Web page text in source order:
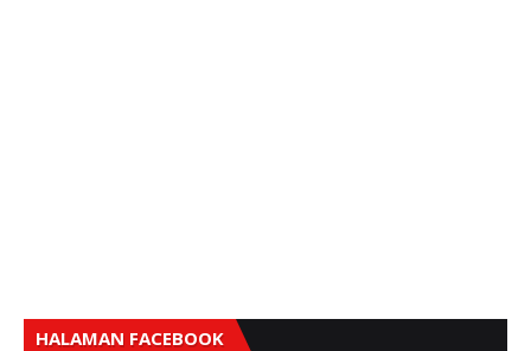
HALAMAN FACEBOOK